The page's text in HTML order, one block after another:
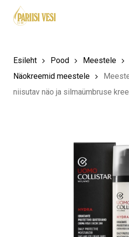
Products
searchOstukorv
Esileht Pood Meestele
Näokreemid meestele
niisutav näo ja silmaümbruse